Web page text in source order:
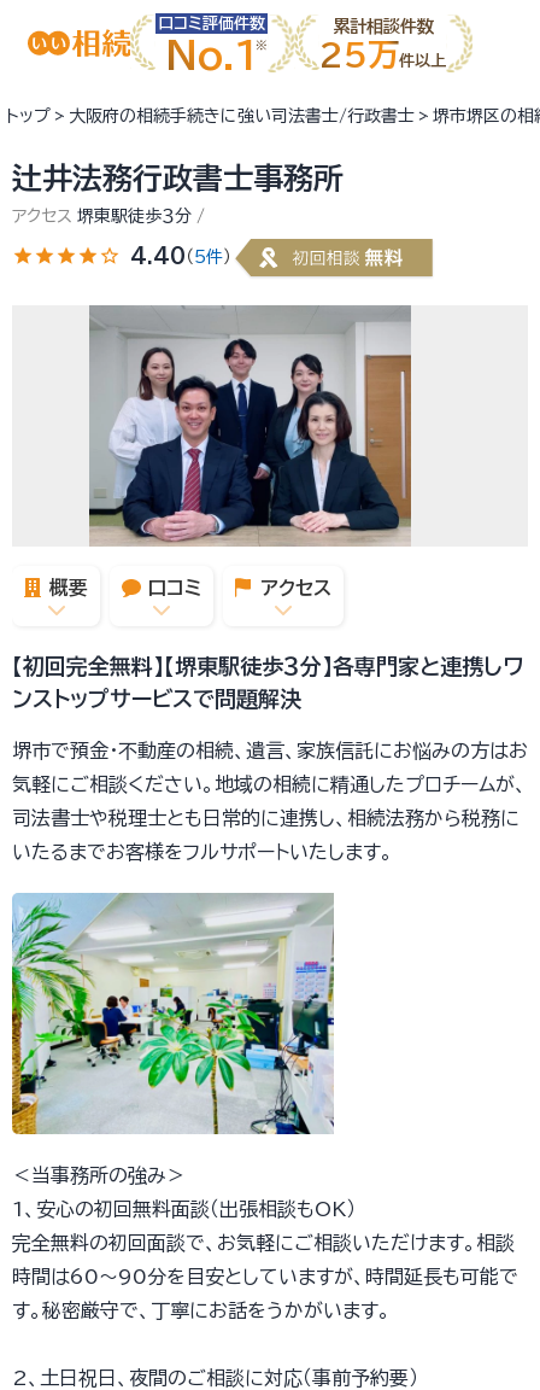
口コミ評価件数
No.1
累計相談件数
25万件以上
トップ 大阪府の相続手続きに強い司法書士/行政書士 堺市堺区の相
辻井法務行政書士事務所
アクセス 堺東駅徒歩３分
star star star star star_outline 4.40 （ 5件）
概要 口コミ アクセス
【初回完全無料】【堺東駅徒歩３分】各専門家と連携しワ
ンストップサービスで問題解決
堺市で預金・不動産の相続、遺言、家族信託にお悩みの方はお
気軽にご相談ください。地域の相続に精通したプロチームが、
司法書士や税理士とも日常的に連携し、相続法務から税務に
いたるまでお客様をフルサポートいたします。
＜当事務所の強み＞
1、安心の初回無料面談（出張相談もOK）
完全無料の初回面談で、お気軽にご相談いただけます。相談
時間は60～90分を目安としていますが、時間延長も可能で
す。秘密厳守で、丁寧にお話をうかがいます。
2、土日祝日、夜間のご相談に対応（事前予約要）